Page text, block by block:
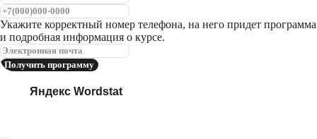
⠀⠀⠀SQl
⠀⠀⠀Notion
⠀⠀⠀Яндекс Wordstat
Укажите корректный номер телефона, на него придет программа
и подробная информация о курсе.
Получить программу